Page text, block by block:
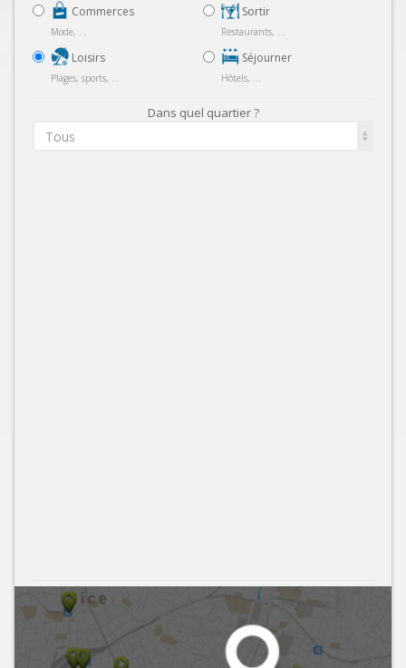
Commerces
Mode, ...
Loisirs
Plages, sports, ...
Sortir
Restaurants, ...
Séjourner
Hôtels, ...
Dans quel quartier ?
Tous